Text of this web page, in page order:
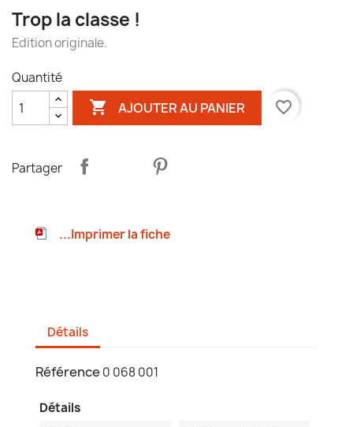
Trop la classe !
Edition originale.
Quantité
 AJOUTER AU PANIER favorite_border
Partager
...Imprimer la fiche
Détails
Référence 0 068 001
Détails